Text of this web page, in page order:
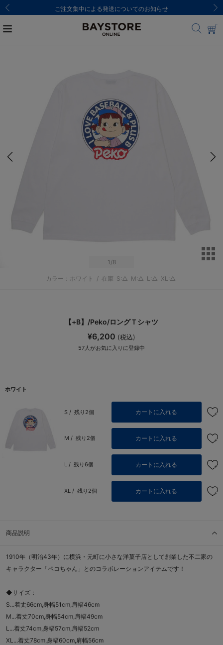
ご注文集中による発送についてのお知らせ
1 /8
カラー：ホワイト / 在庫 S:△ M:△ L:△ XL:△
【+B】/Peko/ロングＴシャツ
¥6,200 (税込)
57人がお気に入りに登録中
ホワイト
S / 残り2個 カートに入れる
M / 残り2個 カートに入れる
L / 残り6個 カートに入れる
XL / 残り2個 カートに入れる
商品説明
1910年（明治43年）に横浜・元町に小さな洋菓子店として創業した不二家の
キャラクター「ペコちゃん」とのコラボレーションアイテムです！
◆サイズ：
S...着丈66cm,身幅51cm,肩幅46cm
M...着丈70cm,身幅54cm,肩幅49cm
L...着丈74cm,身幅57cm,肩幅52cm
XL...着丈78cm,身幅60cm,肩幅56cm